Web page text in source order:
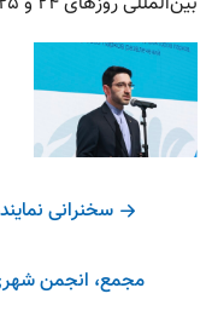
سخنرانی
مجمع، انجمن